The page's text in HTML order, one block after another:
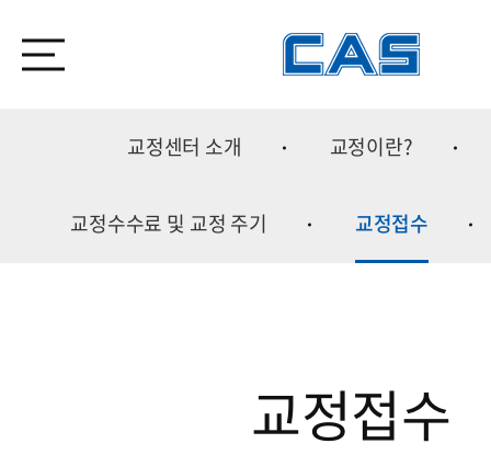
교정센터 소개 교정이란?
교정수수료 및 교정 주기 교정접수
교정접수